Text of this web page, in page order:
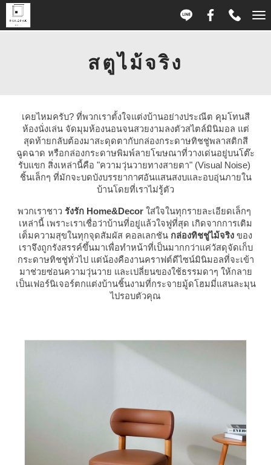
สตูไม้จริง
เคยไหมครับ? ที่พวกเราตั้งใจแต่งบ้านอย่างประณีต คุมโทนสี
ห้องนั่งเล่น จัดมุมห้องนอนจนสวยงามลงตัวสไตล์มินิมอล แต่
สุดท้ายกลับต้องมาสะดุดตากับกล่องกระดาษทิชชู่พลาสติกสี
ฉูดฉาด หรือกล่องกระดาษพิมพ์ลายโฆษณาที่วางเด่นอยู่บนโต๊ะ
รับแขก สิ่งเหล่านี้คือ "ความวุ่นวายทางสายตา" (Visual Noise)
ชิ้นเล็กๆ ที่มักจะบดบังบรรยากาศอันแสนสงบและอบอุ่นภายใน
บ้านโดยที่เราไม่รู้ตัว
พวกเราชาว รังรัก Home&Decor ใส่ใจในทุกรายละเอียดเล็กๆ
เหล่านี้ เพราะเราเชื่อว่าบ้านที่อยู่แล้วใจฟูที่สุด เกิดจากการเติม
เต็มความสุขในทุกจุดสัมผัส คอลเลกชัน กล่องทิชชู่ไม้จริง ของ
เราจึงถูกรังสรรค์ขึ้นมาเพื่อทำหน้าที่เป็นมากกว่าแค่วัสดุจัดเก็บ
กระดาษทิชชู่ทั่วไป แต่น้องคืองานคราฟต์ดีไซน์มินิมอลที่จะเข้า
มาช่วยซ่อนความวุ่นวาย และเปลี่ยนของใช้ธรรมดาๆ ให้กลาย
เป็นเฟอร์นิเจอร์ตกแต่งบ้านชิ้นงามที่กระจายมู้ดโฮมมี่แสนละมุน
ไปรอบตัวคุณ